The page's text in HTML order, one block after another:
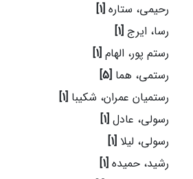
رحیمی، ستاره [1]
رسا، ایرج [1]
رستم پور، الهام [1]
رستمی، هما [5]
رستمیان عمران، شکیبا [1]
رسولی، عادل [1]
رسولی، لیلا [1]
رشید، حمیده [1]